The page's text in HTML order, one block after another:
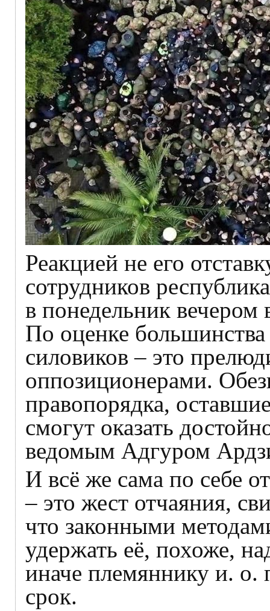
Реакцией не его
сотрудников
в понедельник
По оценке большинства
силовиков – это
оппозиционерами.
правопорядка,
смогут оказать
ведомым Адгуром
И всё же сама по себе
– это жест отчаяния,
что законными
удержать её, похоже,
иначе племяннику и. о.
срок.